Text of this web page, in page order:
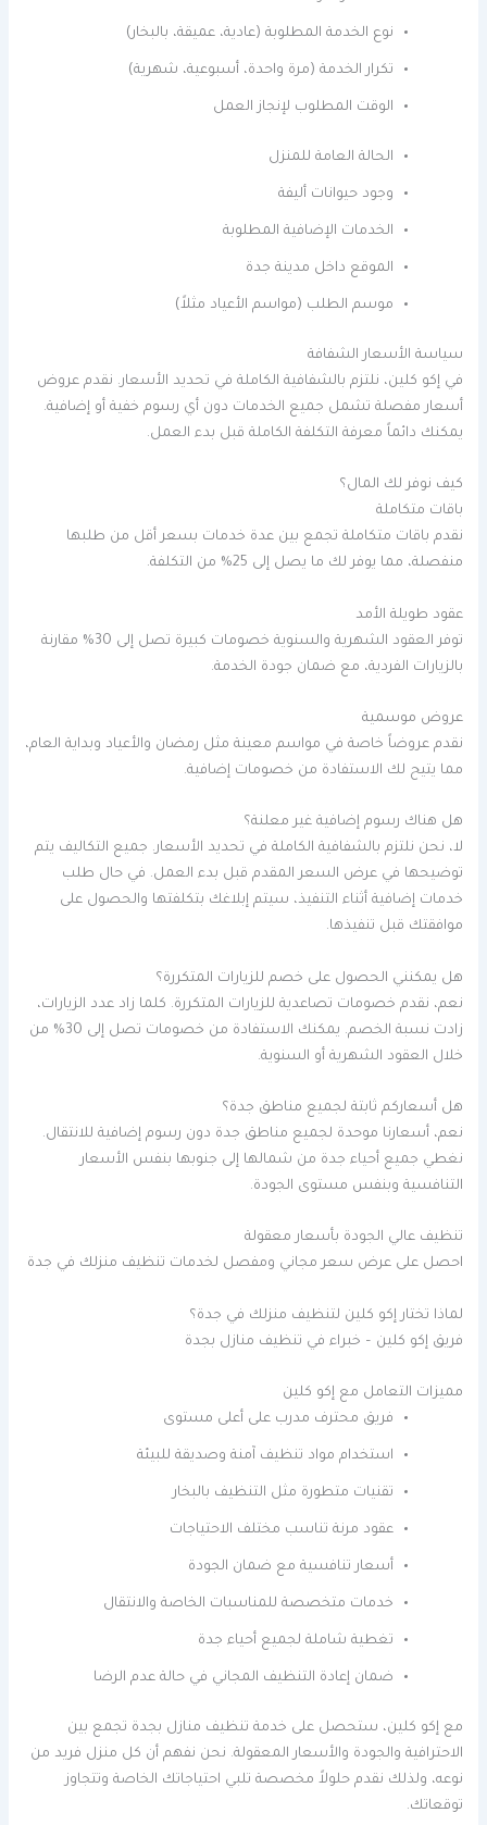
نوع الخدمة المطلوبة (عادية، عميقة، بالبخار)
تكرار الخدمة (مرة واحدة، أسبوعية، شهرية)
الوقت المطلوب لإنجاز العمل
الحالة العامة للمنزل
وجود حيوانات أليفة
الخدمات الإضافية المطلوبة
الموقع داخل مدينة جدة
موسم الطلب (مواسم الأعياد مثلاً)
سياسة الأسعار الشفافة
في إكو كلين، نلتزم بالشفافية الكاملة في تحديد الأسعار. نقدم عروض
أسعار مفصلة تشمل جميع الخدمات دون أي رسوم خفية أو إضافية.
يمكنك دائماً معرفة التكلفة الكاملة قبل بدء العمل.
كيف نوفر لك المال؟
باقات متكاملة
نقدم باقات متكاملة تجمع بين عدة خدمات بسعر أقل من طلبها
منفصلة، مما يوفر لك ما يصل إلى 25% من التكلفة.
عقود طويلة الأمد
توفر العقود الشهرية والسنوية خصومات كبيرة تصل إلى 30% مقارنة
بالزيارات الفردية، مع ضمان جودة الخدمة.
عروض موسمية
نقدم عروضاً خاصة في مواسم معينة مثل رمضان والأعياد وبداية العام،
مما يتيح لك الاستفادة من خصومات إضافية.
هل هناك رسوم إضافية غير معلنة؟
لا، نحن نلتزم بالشفافية الكاملة في تحديد الأسعار. جميع التكاليف يتم
توضيحها في عرض السعر المقدم قبل بدء العمل. في حال طلب
خدمات إضافية أثناء التنفيذ، سيتم إبلاغك بتكلفتها والحصول على
موافقتك قبل تنفيذها.
هل يمكنني الحصول على خصم للزيارات المتكررة؟
نعم، نقدم خصومات تصاعدية للزيارات المتكررة. كلما زاد عدد الزيارات،
زادت نسبة الخصم. يمكنك الاستفادة من خصومات تصل إلى 30% من
خلال العقود الشهرية أو السنوية.
هل أسعاركم ثابتة لجميع مناطق جدة؟
نعم، أسعارنا موحدة لجميع مناطق جدة دون رسوم إضافية للانتقال.
نغطي جميع أحياء جدة من شمالها إلى جنوبها بنفس الأسعار
التنافسية وبنفس مستوى الجودة.
تنظيف عالي الجودة بأسعار معقولة
احصل على عرض سعر مجاني ومفصل لخدمات تنظيف منزلك في جدة
لماذا تختار إكو كلين لتنظيف منزلك في جدة؟
فريق إكو كلين – خبراء في تنظيف منازل بجدة
مميزات التعامل مع إكو كلين
فريق محترف مدرب على أعلى مستوى
استخدام مواد تنظيف آمنة وصديقة للبيئة
تقنيات متطورة مثل التنظيف بالبخار
عقود مرنة تناسب مختلف الاحتياجات
أسعار تنافسية مع ضمان الجودة
خدمات متخصصة للمناسبات الخاصة والانتقال
تغطية شاملة لجميع أحياء جدة
ضمان إعادة التنظيف المجاني في حالة عدم الرضا
مع إكو كلين، ستحصل على خدمة تنظيف منازل بجدة تجمع بين
الاحترافية والجودة والأسعار المعقولة. نحن نفهم أن كل منزل فريد من
نوعه، ولذلك نقدم حلولاً مخصصة تلبي احتياجاتك الخاصة وتتجاوز
توقعاتك.